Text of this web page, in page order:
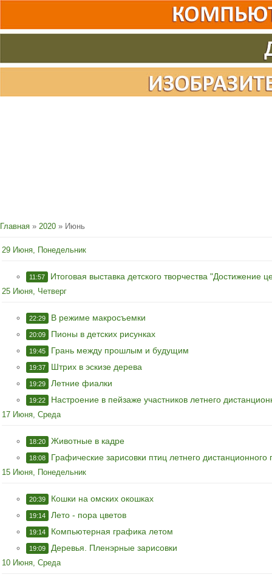
Главная » 2020 » Июнь
29 Июня, Понедельник
11:57 Итоговая выставка детского творчества "Достижение
25 Июня, Четверг
22:29 В режиме макросъемки
20:09 Пионы в детских рисунках
19:45 Грань между прошлым и будущим
19:37 Штрих в эскизе дерева
19:29 Летние фиалки
19:22 Настроение в пейзаже участников летнего
17 Июня, Среда
18:20 Животные в кадре
18:08 Графические зарисовки птиц летнего дистанционного
15 Июня, Понедельник
20:39 Кошки на омских окошках
19:14 Лето - пора цветов
19:14 Компьютерная графика летом
19:09 Деревья. Пленэрные зарисовки
10 Июня, Среда